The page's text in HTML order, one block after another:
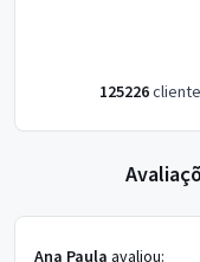
125226
Ana Paula avaliou: